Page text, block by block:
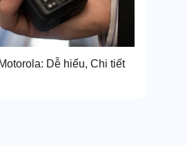
Dễ hiểu, Chi tiết